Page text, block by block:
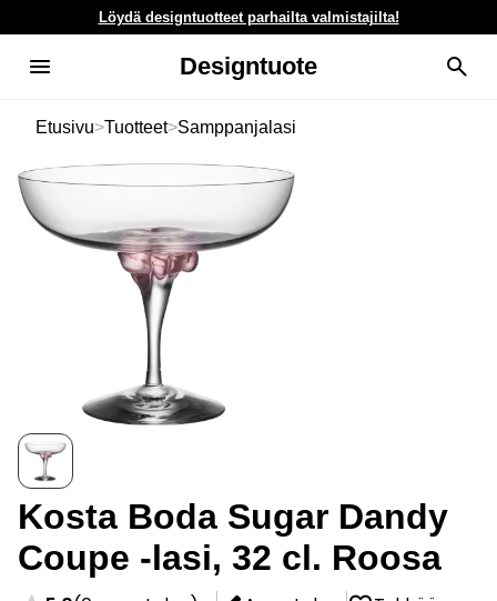
Löydä designtuotteet parhailta valmistajilta!
Designtuote
Etusivu>Tuotteet>Samppanjalasi
Kosta Boda Sugar Dandy
Coupe -lasi, 32 cl. Roosa